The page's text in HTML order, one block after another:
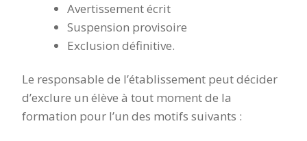
Avertissement écrit
Suspension provisoire
Exclusion définitive.
Le responsable de l’établissement peut décider
d’exclure un élève à tout moment de la
formation pour l’un des motifs suivants :